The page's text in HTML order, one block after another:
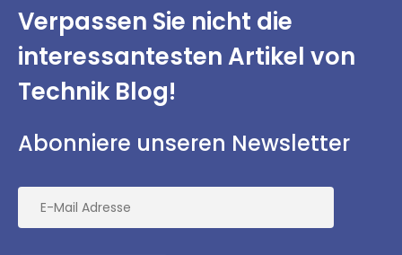
Verpassen Sie nicht die
interessantestenArtikel von
Technik Blog!
Abonniere unseren Newsletter